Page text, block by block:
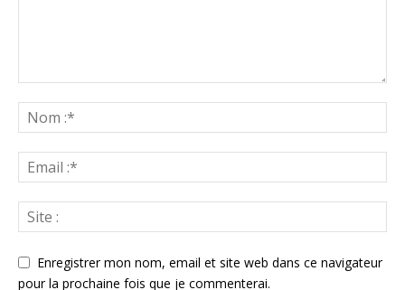
Enregistrer mon nom, email et site web dans ce navigateur
pour la prochaine fois que je commenterai.